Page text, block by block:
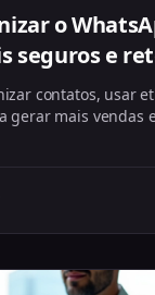
o
seguros e
contatos, usar
gerar mais vendas